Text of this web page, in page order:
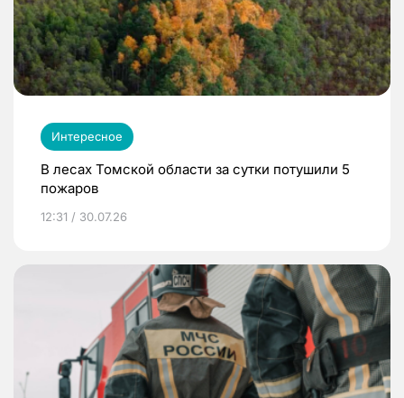
Интересное
В лесах Томской области за сутки потушили 5
пожаров
12:31 / 30.07.26